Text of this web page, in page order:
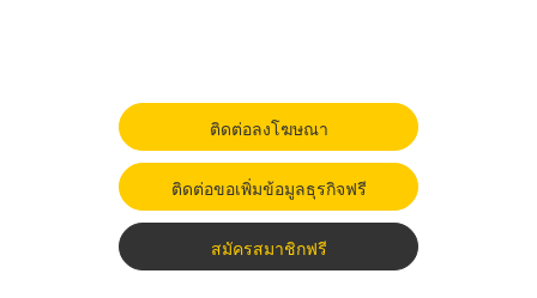
ติดต่อลงโฆษณา
ติดต่อขอเพิ่มข้อมูลธุรกิจฟรี
สมัครสมาชิกฟรี